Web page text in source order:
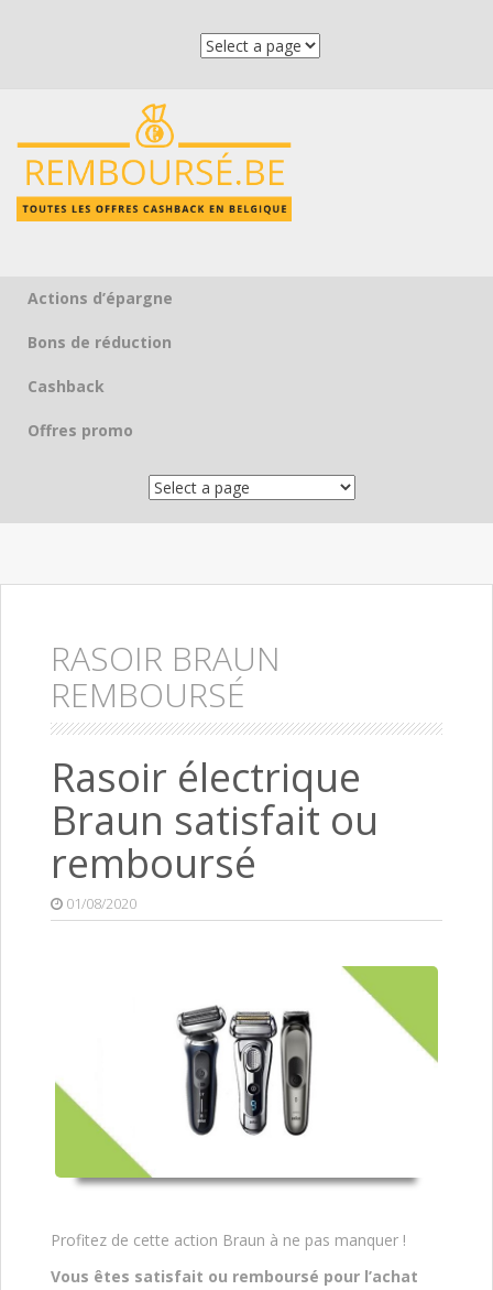
Skip to content
Actions d’épargne
Bons de réduction
Cashback
Offres promo
RASOIR BRAUN
REMBOURSÉ
Rasoir électrique
Braun satisfait ou
remboursé
01/08/2020
Profitez de cette action Braun à ne pas manquer !
Vous êtes satisfait ou remboursé pour l’achat